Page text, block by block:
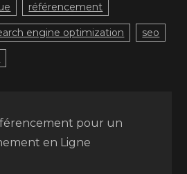
référencement
engine optimization seo
pour un
en Ligne